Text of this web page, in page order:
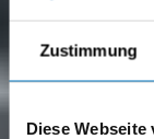
Zustimmung
Diese